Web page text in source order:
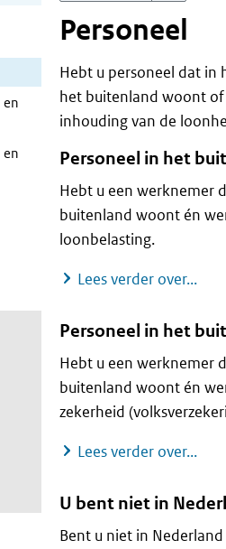
en
en
Personeel
Hebt u personeel dat in
het buitenland woont of
inhouding van de
Personeel in het
Hebt u een werknemer
buitenland woont én
loonbelasting.
Lees verder over...
Personeel in het
Hebt u een werknemer
buitenland woont én
zekerheid
Lees verder over...
U bent niet in
Bent u niet in